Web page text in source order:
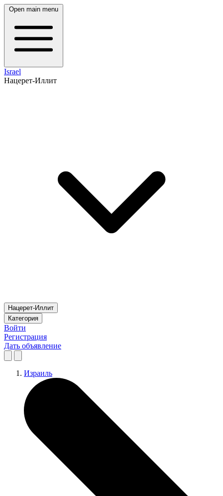
Open main menu
Israel
Нацерет-Иллит
Нацерет-Иллит
Категория
Войти
Регистрация
Дать объявление
Израиль